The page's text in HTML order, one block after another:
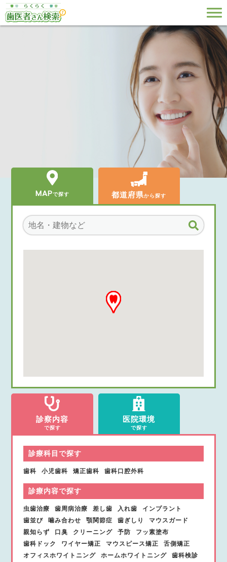
MAPで探す 都道府県から探す
診察内容
で探す
医院環境
で探す
診療科目で探す
歯科 小児歯科 矯正歯科 歯科口腔外科
診療内容で探す
虫歯治療 歯周病治療 差し歯 入れ歯
インプラント
歯並び
噛み合わせ 顎関節症 歯ぎしり
マウスガード
親知らず
口臭 クリーニング 予防
フッ素塗布
歯科ドック
ワイヤー矯正 マウスピース矯正
舌側矯正
オフィスホワイトニング
ホームホワイトニング
歯科検診